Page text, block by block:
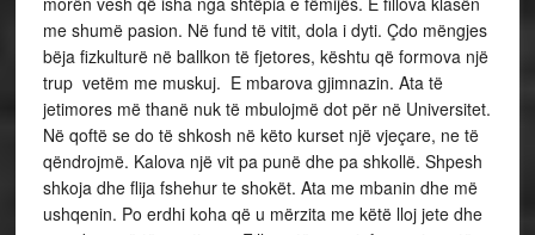
me shumë pasion. Në fund të vitit, dola i dyti. Çdo mëngjes
bëja fizkulturë në ballkon të fjetores, kështu që formova një
trup vetëm me muskuj. E mbarova gjimnazin. Ata të
jetimores më thanë nuk të mbulojmë dot për në Universitet.
Në qoftë se do të shkosh në këto kurset një vjeçare, ne të
qëndrojmë. Kalova një vit pa punë dhe pa shkollë. Shpesh
shkoja dhe flija fshehur te shokët. Ata me mbanin dhe më
ushqenin. Po erdhi koha që u mërzita me këtë lloj jete dhe